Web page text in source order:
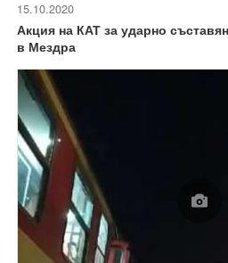
15.10.2020
Акция на КАТ за ударно
в Мездра